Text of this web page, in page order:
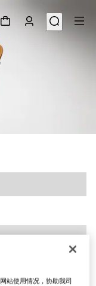
站使用情况，协助我司